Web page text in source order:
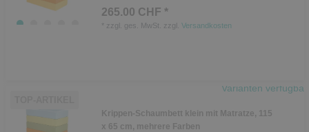
265.00 CHF *
zzgl. ges. MwSt. zzgl. Versandkosten
Varianten verfügbar
Krippen-Schaumbett klein mit Matratze, 115
x 65 cm, mehrere Farben